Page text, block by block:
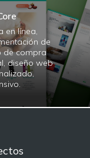
en línea,
de
de compra
diseño web